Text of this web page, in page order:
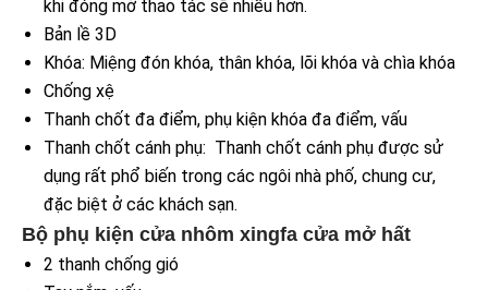
khi đóng mở thao tác sẽ nhiều hơn.
Bản lề 3D
Khóa: Miệng đón khóa, thân khóa, lõi khóa và chìa khóa
Chống xệ
Thanh chốt đa điểm, phụ kiện khóa đa điểm, vấu
Thanh chốt cánh phụ: Thanh chốt cánh phụ được sử
dụng rất phổ biến trong các ngôi nhà phố, chung cư,
đặc biệt ở các khách sạn.
Bộ phụ kiện cửa nhôm xingfa cửa mở hất
2 thanh chống gió